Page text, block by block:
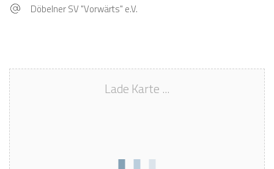
Döbelner SV "Vorwärts" e.V.
Lade Karte ...